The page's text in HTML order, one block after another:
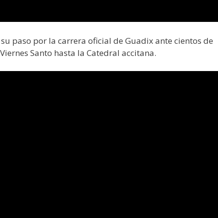
paso por la carrera oficial de Guadix ante cientos de
Santo hasta la Catedral accitana.